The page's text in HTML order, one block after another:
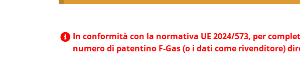
In conformità con la normativa UE 2024/573, per
numero di patentino F-Gas (o i dati come rivenditore)